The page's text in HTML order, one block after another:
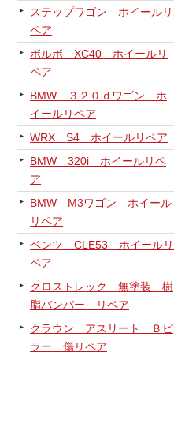
ステップワゴン ホイールリ
ペア
ボルボ XC40 ホイールリ
ペア
BMW ３２０ｄワゴン ホ
イールリペア
WRX S4 ホイールリペア
BMW 320i ホイールリペ
ア
BMW M3ワゴン ホイール
リペア
ベンツ CLE53 ホイールリ
ペア
クロストレック 無塗装 樹
脂バンパー リペア
クラウン アスリート Ｂピ
ラー 傷リペア